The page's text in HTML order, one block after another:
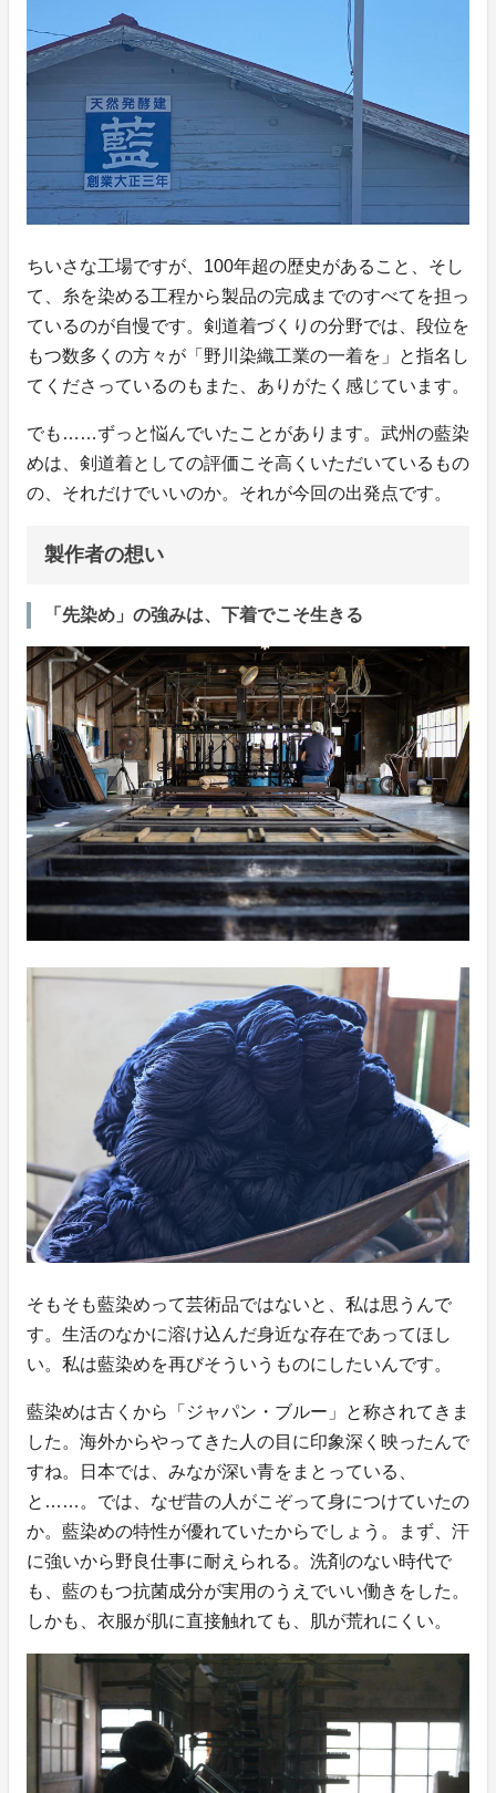
ちいさな工場ですが、100年超の歴史があること、そし
て、糸を染める工程から製品の完成までのすべてを担っ
ているのが自慢です。剣道着づくりの分野では、段位を
もつ数多くの方々が「野川染織工業の一着を」と指名し
てくださっているのもまた、ありがたく感じています。
でも……ずっと悩んでいたことがあります。武州の藍染
めは、剣道着としての評価こそ高くいただいているもの
の、それだけでいいのか。それが今回の出発点です。
製作者の想い
「先染め」の強みは、下着でこそ生きる
そもそも藍染めって芸術品ではないと、私は思うんで
す。生活のなかに溶け込んだ身近な存在であってほし
い。私は藍染めを再びそういうものにしたいんです。
藍染めは古くから「ジャパン・ブルー」と称されてきま
した。海外からやってきた人の目に印象深く映ったんで
すね。日本では、みなが深い青をまとっている、
と……。では、なぜ昔の人がこぞって身につけていたの
か。藍染めの特性が優れていたからでしょう。まず、汗
に強いから野良仕事に耐えられる。洗剤のない時代で
も、藍のもつ抗菌成分が実用のうえでいい働きをした。
しかも、衣服が肌に直接触れても、肌が荒れにくい。